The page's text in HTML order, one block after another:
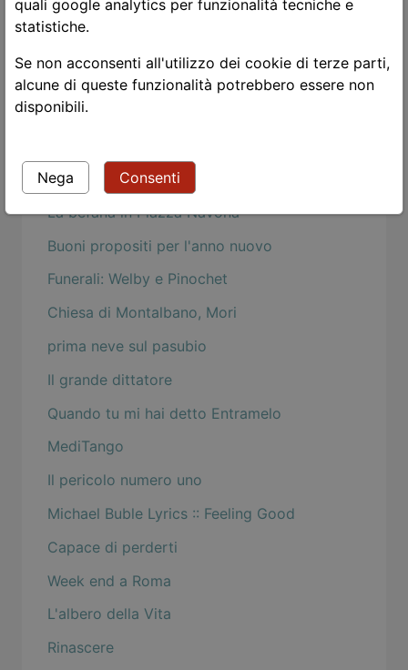
Violenza
Tao Te Ching - l'immobilità
Il mondo in un granello di sabbia
La luna carezza la Sisilla
La befana in Piazza Navona
Buoni propositi per l'anno nuovo
Funerali: Welby e Pinochet
Chiesa di Montalbano, Mori
prima neve sul pasubio
Il grande dittatore
Quando tu mi hai detto Entramelo
MediTango
Il pericolo numero uno
Michael Buble Lyrics :: Feeling Good
Capace di perderti
Week end a Roma
L'albero della Vita
Rinascere
quali google analytics per funzionalità tecniche e
statistiche.
Se non acconsenti all'utilizzo dei cookie di terze parti,
alcune di queste funzionalità potrebbero essere non
disponibili.
Nega Consenti